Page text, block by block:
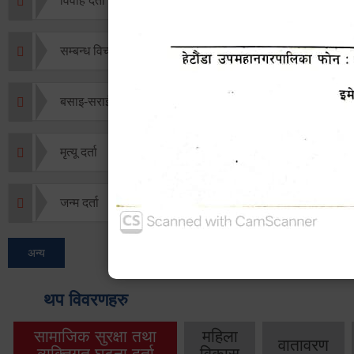
सम्बन्ध विच्छेद दर्ता
बसाइ-सराई जाने/आउने दर्ता
मृत्यू दर्ता
जन्म दर्ता
अन्य
थप विवरणहरु
सामाजिक सुरक्षा तथा
महिला
वातावरण